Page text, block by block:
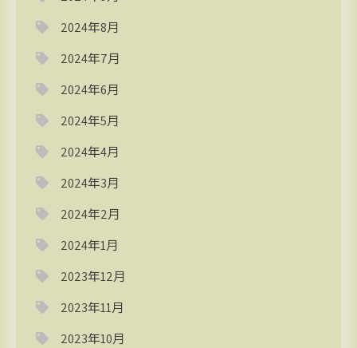
2024年8月
2024年7月
2024年6月
2024年5月
2024年4月
2024年3月
2024年2月
2024年1月
2023年12月
2023年11月
2023年10月